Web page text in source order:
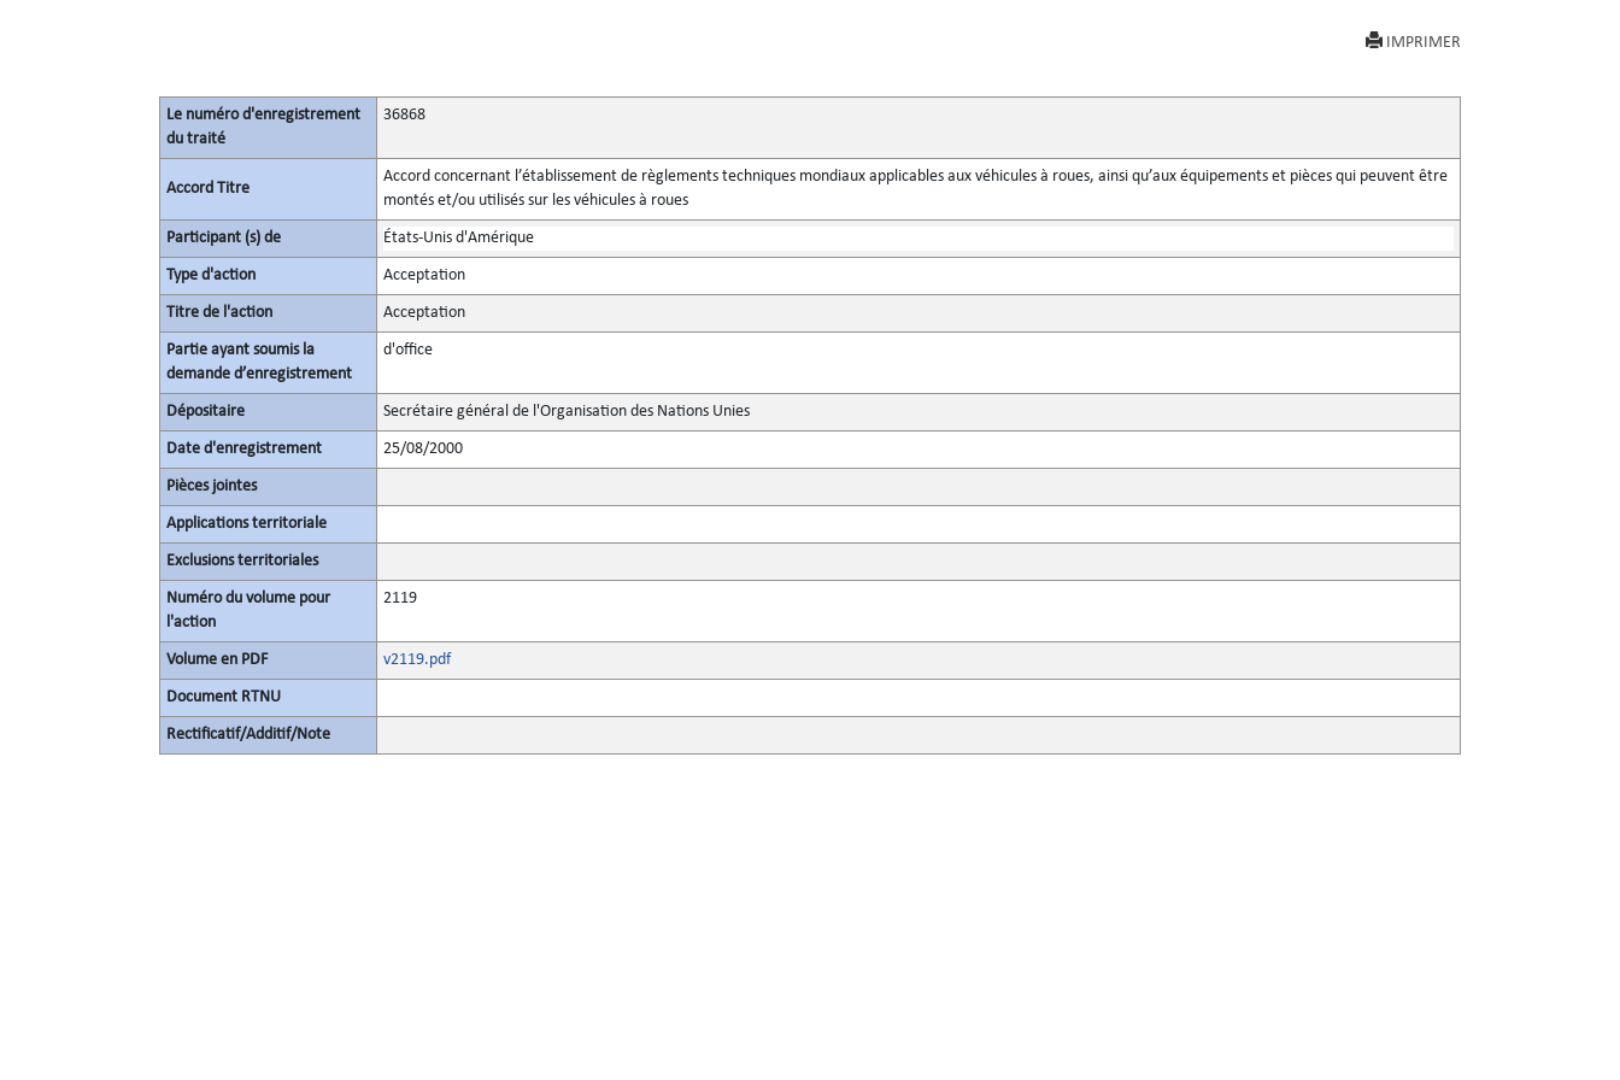
IMPRIMER
Le numéro d'enregistrement
du traité
36868
Accord Titre
Accord concernant l’établissement de règlements techniques mondiaux applicables aux véhicules à roues, ainsi qu’aux équipements et pièces qui peuvent être
montés et/ou utilisés sur les véhicules à roues
Participant (s) de États-Unis d'Amérique
Type d'action Acceptation
Titre de l'action Acceptation
Partie ayant soumis la
demande d’enregistrement
d'office
Dépositaire Secrétaire général de l'Organisation des Nations Unies
Date d'enregistrement 25/08/2000
Pièces jointes
Applications territoriale
Exclusions territoriales
Numéro du volume pour
l'action
2119
Volume en PDF v2119.pdf
Document RTNU
Rectificatif/Additif/Note